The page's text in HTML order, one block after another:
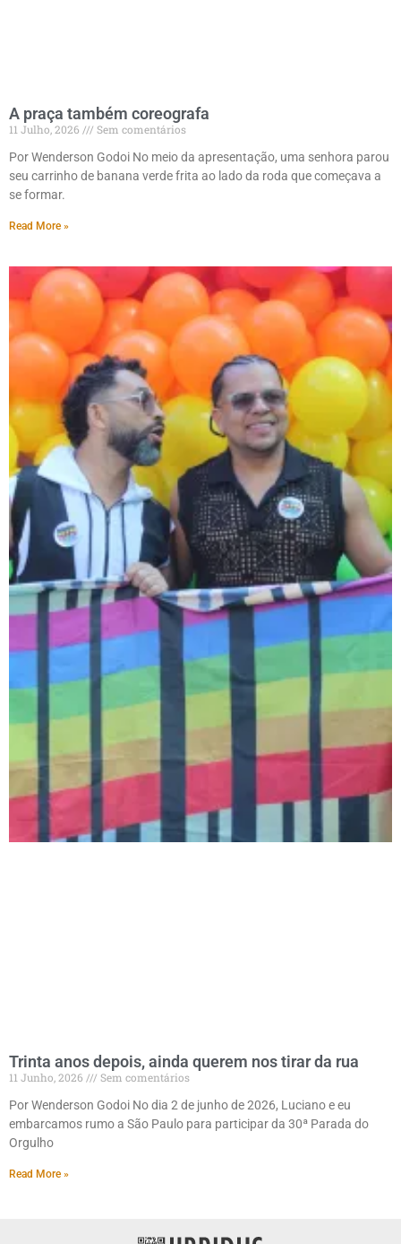
A praça também coreografa
11 Julho, 2026
Sem comentários
Por Wenderson Godoi No meio da apresentação, uma senhora parou
seu carrinho de banana verde frita ao lado da roda que começava a
se formar.
Read More »
Trinta anos depois, ainda querem nos tirar da rua
11 Junho, 2026
Sem comentários
Por Wenderson Godoi No dia 2 de junho de 2026, Luciano e eu
embarcamos rumo a São Paulo para participar da 30ª Parada do
Orgulho
Read More »